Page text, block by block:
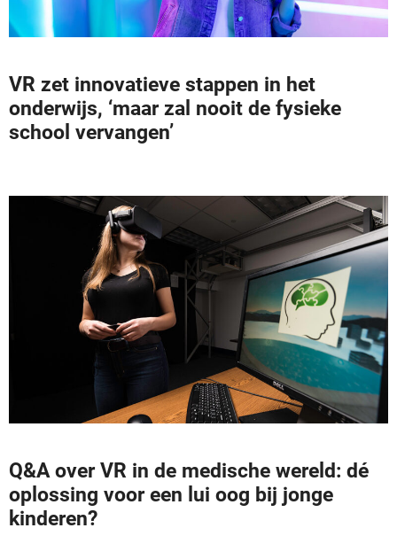
VR zet innovatieve stappen in het
onderwijs, ‘maar zal nooit de fysieke
school vervangen’
Q&A over VR in de medische wereld: dé
oplossing voor een lui oog bij jonge
kinderen?